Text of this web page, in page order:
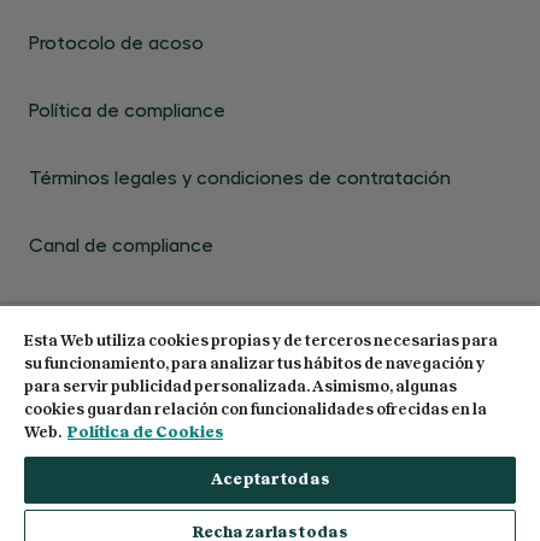
Protocolo de acoso
Política de compliance
Términos legales y condiciones de contratación
Canal de compliance
© 2026 Centro de Estudios Garrigues. Todos los
derechos reservados
Esta Web utiliza cookies propias y de terceros necesarias para
su funcionamiento, para analizar tus hábitos de navegación y
para servir publicidad personalizada. Asimismo, algunas
cookies guardan relación con funcionalidades ofrecidas en la
Web. Política de Cookies
Aceptar todas
Rechazarlas todas